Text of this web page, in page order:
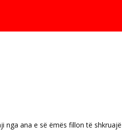
nga ana e së ëmës fillon të